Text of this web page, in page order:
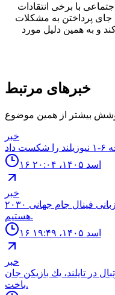
با برخی انتقادات
جای پرداختن به مشکلات
و به همین دلیل مورد
خبرهای مرتبط
بیشتر از همین موضوع
خبر
۱۶ اسد ۱۴۰۵، ۲۰:۰۴
خبر
وزير ورزش اسپانيا: ما شايسته ى ميزبانى فينال جام جهانى ٢٠٣٠
هستيم.
۱۶ اسد ۱۴۰۵، ۱۹:۴۹
خبر
در تايلند، يك بازيكن جان
باخت.